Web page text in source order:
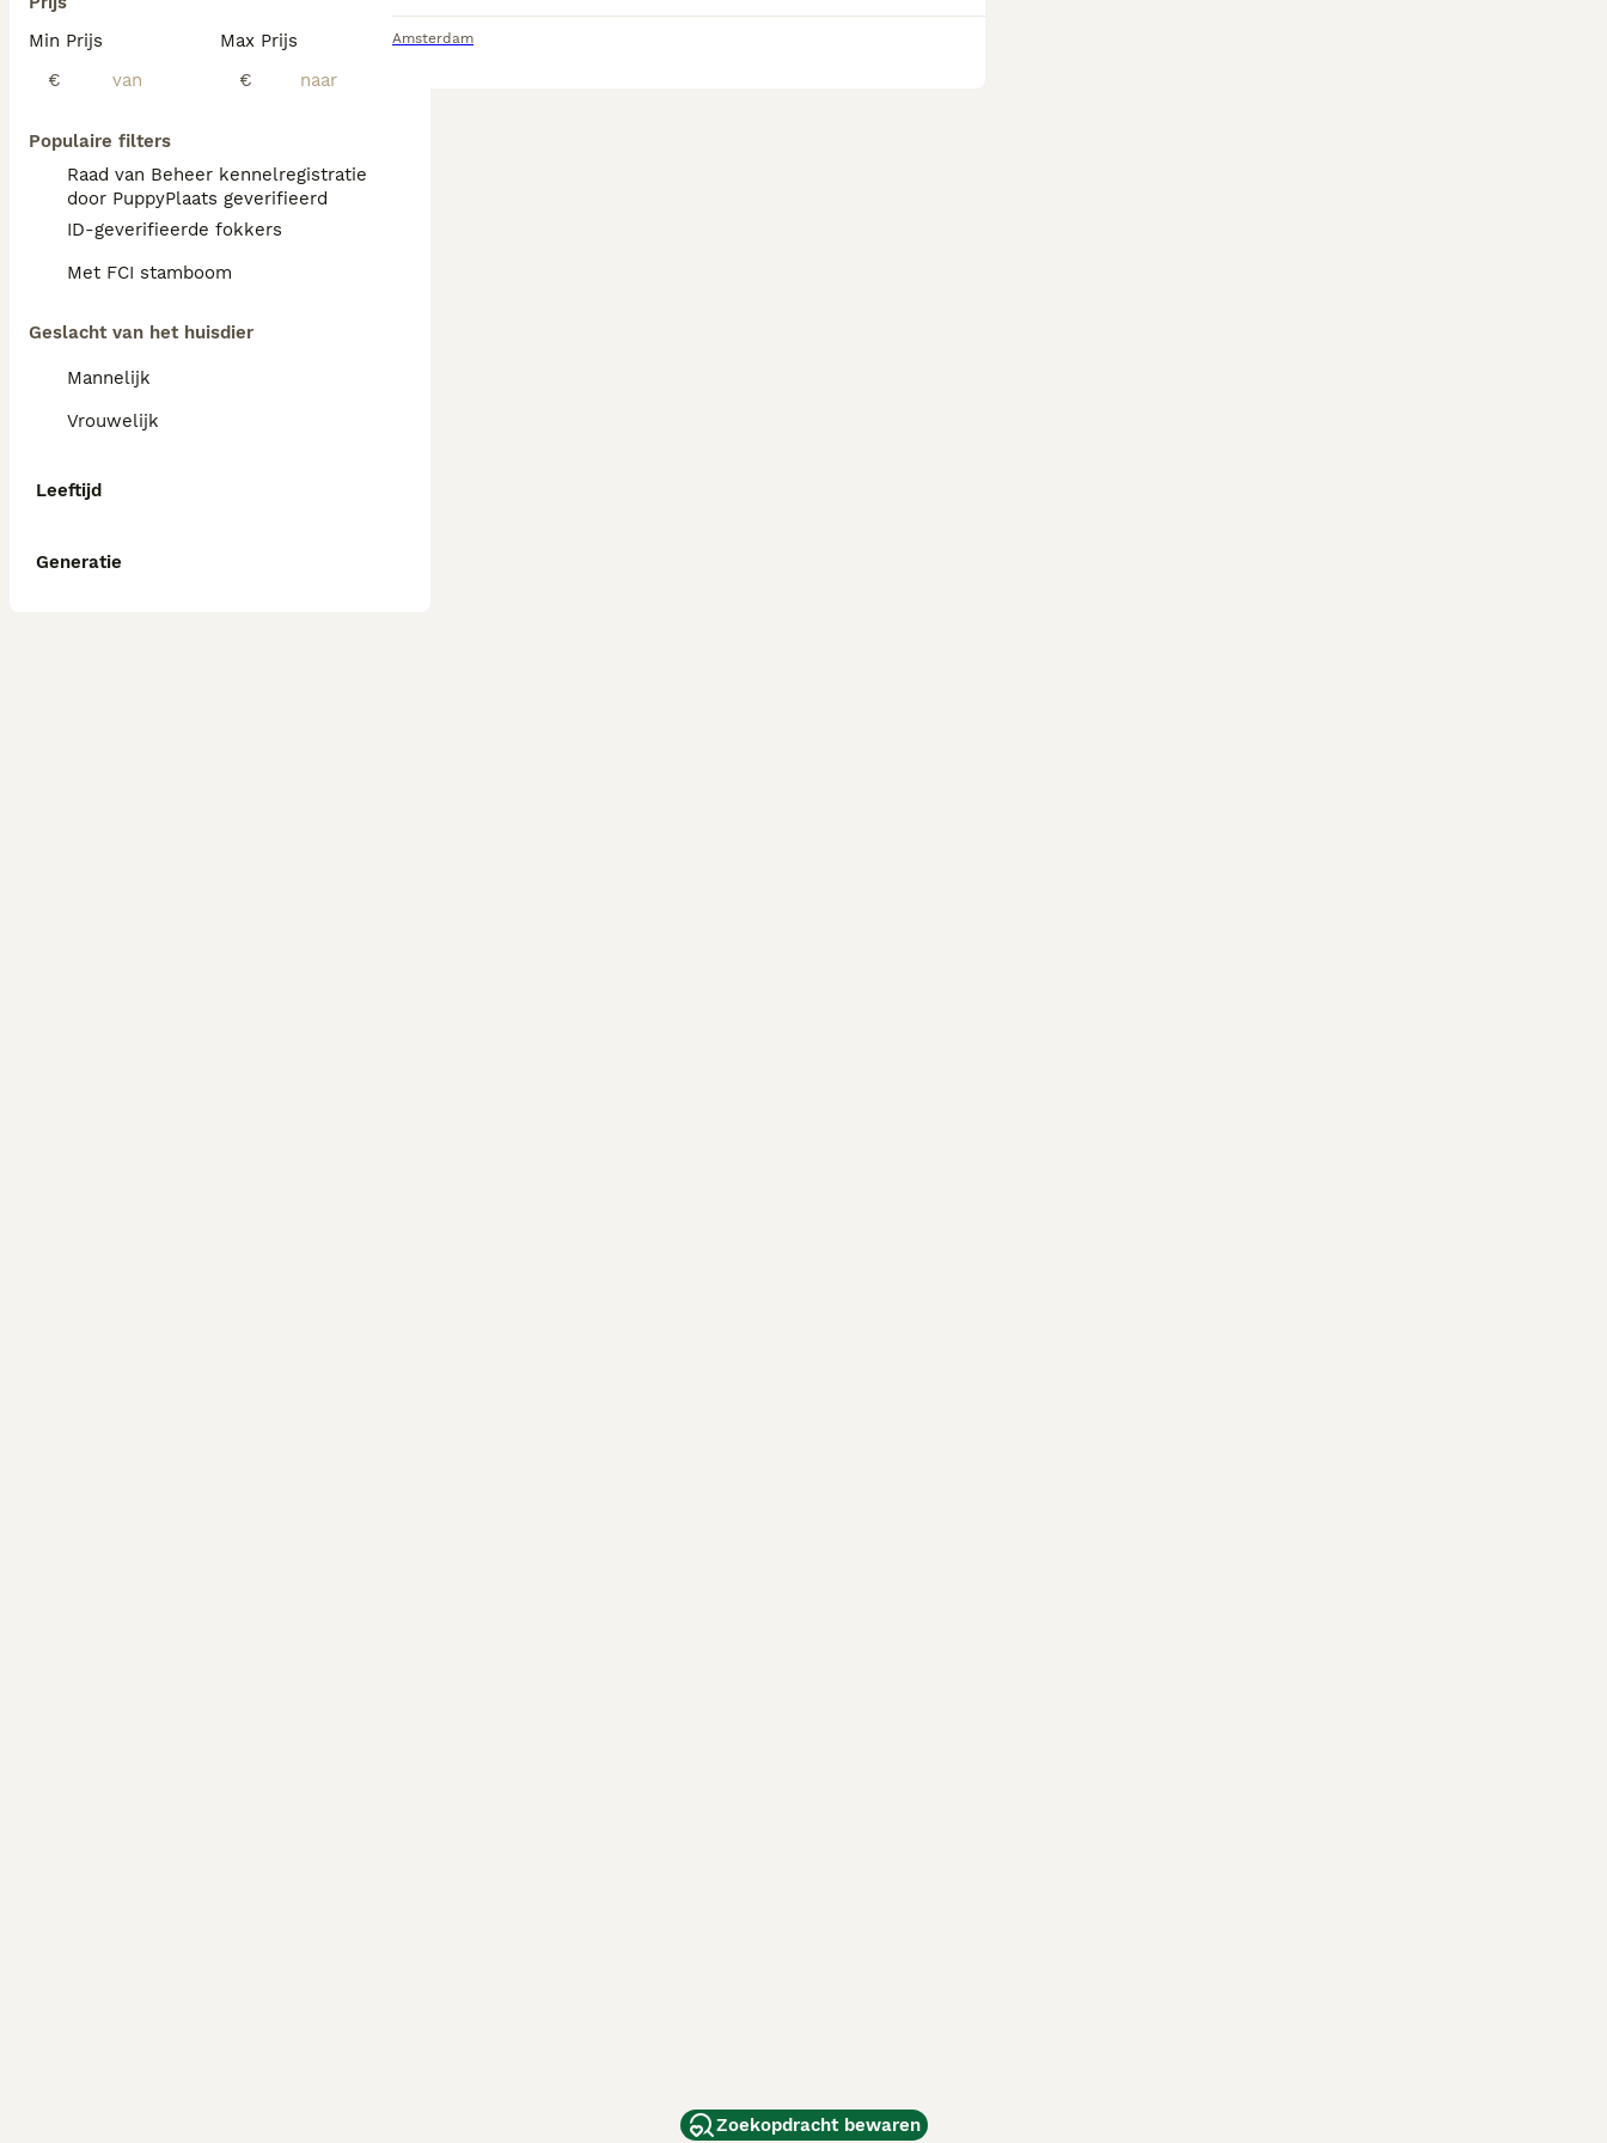
Min Prijs
€
Max Prijs
€
Populaire filters
Raad van Beheer kennelregistratie
door PuppyPlaats geverifieerd
ID-geverifieerde fokkers
Met FCI stamboom
Geslacht van het huisdier
Mannelijk
Vrouwelijk
Leeftijd
Generatie
Amsterdam
Zoekopdracht bewaren